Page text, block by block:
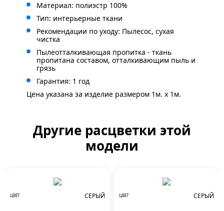
Материал: полиэстр 100%
Тип: интерьерные ткани
Рекомендации по уходу: Пылесос, сухая
чистка
Пылеотталкивающая пропитка - ткань
пропитана составом, отталкивающим пыль и
грязь
Гарантия: 1 год
Цена указана за изделие размером 1м. x 1м.
Другие расцветки этой
модели
ЦВЕТ СЕРЫЙ ЦВЕТ СЕРЫЙ